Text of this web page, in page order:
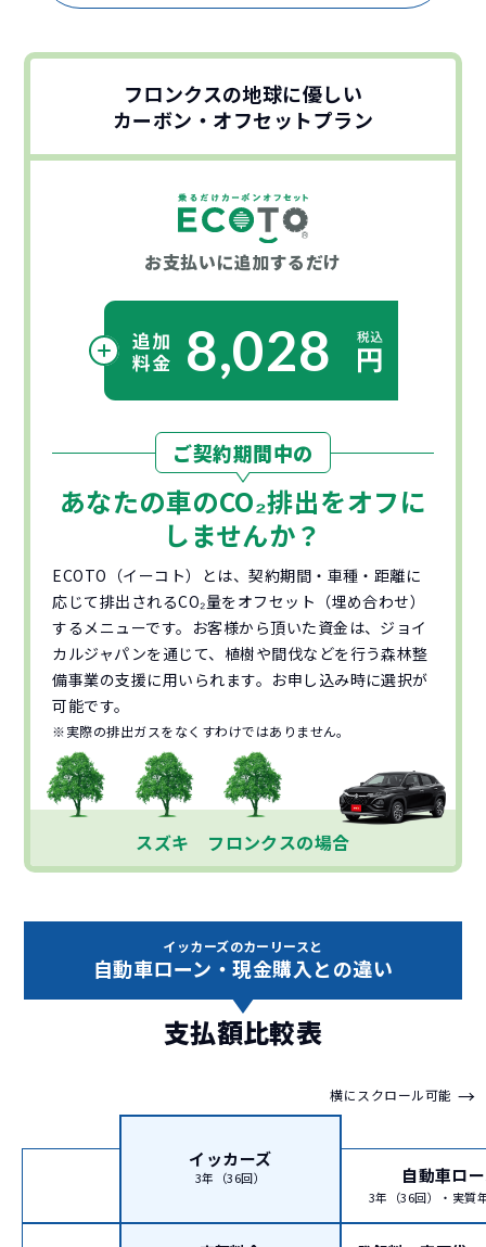
フロンクスの地球に優しい
カーボン・オフセットプラン
お支払いに追加するだけ
8,028
ご契約期間中の
あなたの車のCO₂排出をオフに
しませんか？
ECOTO（イーコト）とは、契約期間・車種・距離に
応じて排出されるCO₂量をオフセット（埋め合わせ）
するメニューです。お客様から頂いた資金は、ジョイ
カルジャパンを通じて、植樹や間伐などを行う森林整
備事業の支援に用いられます。お申し込み時に選択が
可能です。
※実際の排出ガスをなくすわけではありません。
スズキ フロンクスの場合
イッカーズのカーリースと
自動車ローン・現金購入との違い
支払額比較表
横にスクロール可能 →
イッカーズ
3年（36回） 自動車ロ
3年（36回）・実質